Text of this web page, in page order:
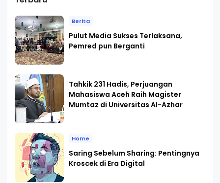
Berita
Pulut Media Sukses Terlaksana,
Pemred pun Berganti
Tahkik 231 Hadis, Perjuangan
Mahasiswa Aceh Raih Magister
Mumtaz di Universitas Al-Azhar
Home
Saring Sebelum Sharing: Pentingnya
Kroscek di Era Digital